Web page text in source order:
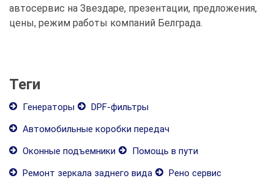
автосервис на Звездаре, презентации, предложения,
цены, режим работы компаний Белграда.
Теги
Генераторы
DPF-фильтры
Автомобильные коробки передач
Оконные подъемники
Помощь в пути
Ремонт зеркала заднего вида
Рено сервис